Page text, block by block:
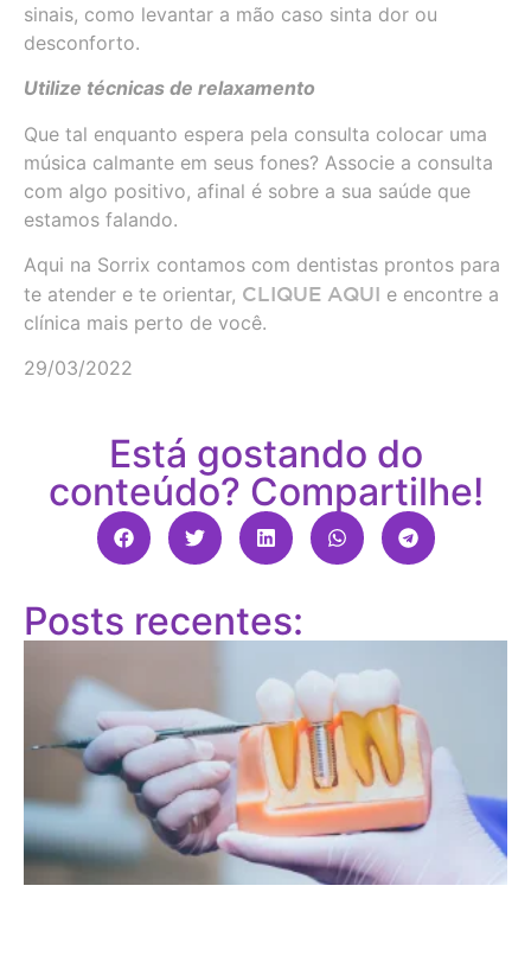
sinais, como levantar a mão caso sinta dor ou
desconforto.
Utilize técnicas de relaxamento
Que tal enquanto espera pela consulta colocar uma
música calmante em seus fones? Associe a consulta
com algo positivo, afinal é sobre a sua saúde que
estamos falando.
Aqui na Sorrix contamos com dentistas prontos para
te atender e te orientar, CLIQUE AQUI e encontre a
clínica mais perto de você.
29/03/2022
Está gostando do
conteúdo? Compartilhe!
Posts recentes: